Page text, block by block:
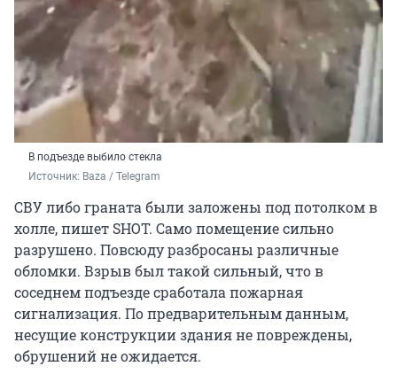
В подъезде выбило стекла
Источник: Baza / Telegram
СВУ либо граната были заложены под потолком в
холле, пишет SHOT. Само помещение сильно
разрушено. Повсюду разбросаны различные
обломки. Взрыв был такой сильный, что в
соседнем подъезде сработала пожарная
сигнализация. По предварительным данным,
несущие конструкции здания не повреждены,
обрушений не ожидается.